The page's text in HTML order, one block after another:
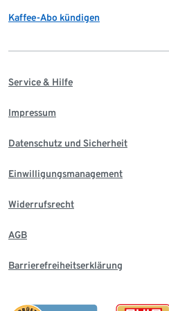
Kaffee-Abo kündigen
Service & Hilfe
Impressum
Datenschutz und Sicherheit
Einwilligungsmanagement
Widerrufsrecht
AGB
Barrierefreiheitserklärung